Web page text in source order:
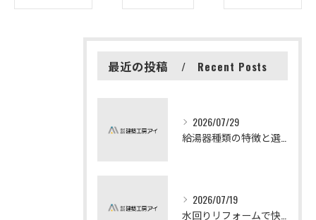
最近の投稿 Recent Posts
2026/07/29
2026/07/19